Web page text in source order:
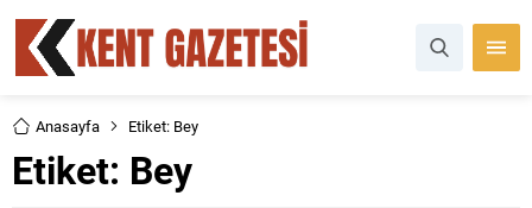
Anasayfa Etiket: Bey
Etiket: Bey